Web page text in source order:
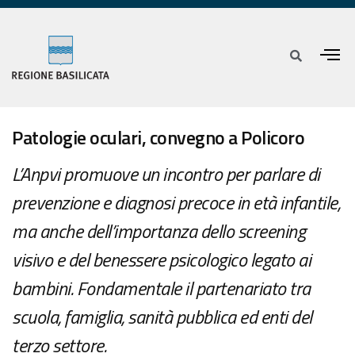
Patologie oculari, convegno a Policoro
L’Anpvi promuove un incontro per parlare di
prevenzione e diagnosi precoce in età infantile,
ma anche dell’importanza dello screening
visivo e del benessere psicologico legato ai
bambini. Fondamentale il partenariato tra
scuola, famiglia, sanità pubblica ed enti del
terzo settore.